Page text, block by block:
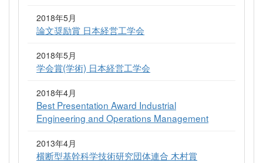
2018年5月
論文奨励賞 日本経営工学会
2018年5月
学会賞(学術) 日本経営工学会
2018年4月
Best Presentation Award Industrial
Engineering and Operations Management
2013年4月
横断型基幹科学技術研究団体連合 木村賞